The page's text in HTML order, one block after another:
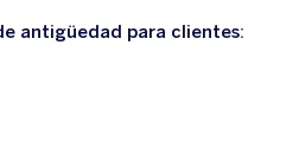
antigüedad para clientes: